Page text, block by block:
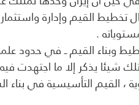
تخطيط القيم وإدارة واستثمار
.
وبناء القيم ــ في
شيئا يذكر إلا ما اجتهدت
، القيم التأسيسية في بناء